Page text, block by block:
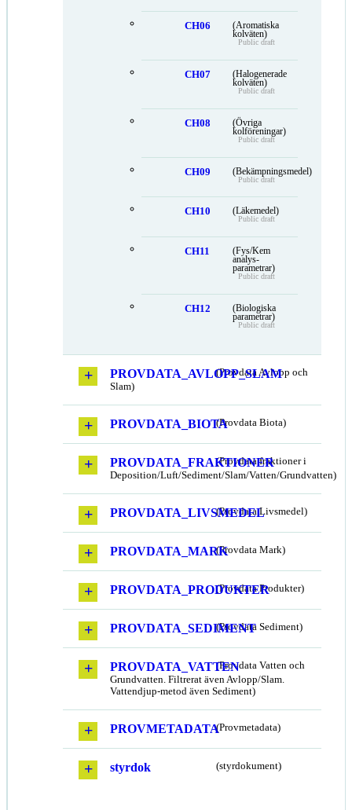
CH06
(Aromatiska
kolväten)
Public draft
CH07
(Halogenerade
kolväten)
Public draft
CH08
(Övriga
kolföreningar)
Public draft
CH09 (Bekämpningsmedel)
Public draft
CH10 (Läkemedel)
Public draft
CH11
(Fys/Kem
analys-
parametrar)
Public draft
CH12
(Biologiska
parametrar)
Public draft
PROVDATA_AVLOPP_SLAM
(Provdata Avlopp och
Slam)
PROVDATA_BIOTA(Provdata Biota)
PROVDATA_FRAKTIONER
(Provdata fraktioner i
Deposition/Luft/Sediment/Slam/Vatten/Grundvatten)
PROVDATA_LIVSMEDEL
(Provdata Livsmedel)
PROVDATA_MARK(Provdata Mark)
PROVDATA_PRODUKTER
(Provdata Produkter)
PROVDATA_SEDIMENT(Provdata Sediment)
PROVDATA_VATTEN(Provdata Vatten och
Grundvatten. Filtrerat även Avlopp/Slam.
Vattendjup-metod även Sediment)
PROVMETADATA(Provmetadata)
styrdok (styrdokument)